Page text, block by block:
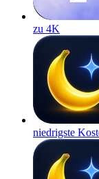
zu 4K
niedrigste